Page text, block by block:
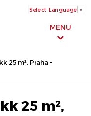
MENU
Select Language ▼
25 m², Praha -
25 m²,